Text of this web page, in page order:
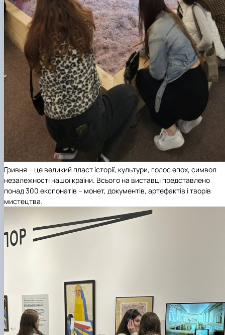
Гривня – це великий пласт історії, культури, голос епох, символ
незалежності нашої країни. Всього на виставці представлено
понад 300 експонатів – монет, документів, артефактів і творів
мистецтва.